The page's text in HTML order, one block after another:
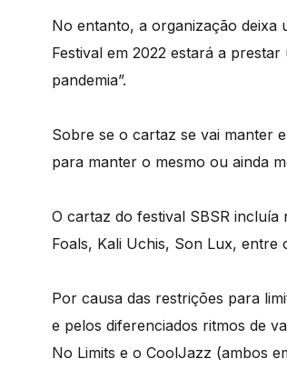
No entanto, a organização deixa
Festival em 2022 estará a
pandemia”.
Sobre se o cartaz se vai manter
para manter o mesmo ou ainda
O cartaz do festival SBSR
Foals, Kali Uchis, Son Lux, entre
Por causa das restrições para
e pelos diferenciados ritmos de
No Limits e o CoolJazz (ambos